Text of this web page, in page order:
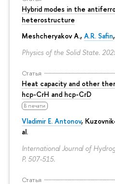
Hybrid modes in the
heterostructure
Meshcheryakov A., A.R. Safin,
Physics of the Solid State.
Статья
Heat capacity and other
hcp-CrH and hcp-CrD
В печати
Vladimir E. Antonov,
al.
International Journal of
P. 507-515.
Статья